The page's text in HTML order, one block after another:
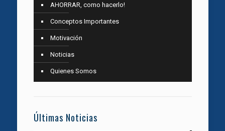
AHORRAR, como hacerlo!
Conceptos Importantes
Motivación
Noticias
Quienes Somos
Últimas Noticias